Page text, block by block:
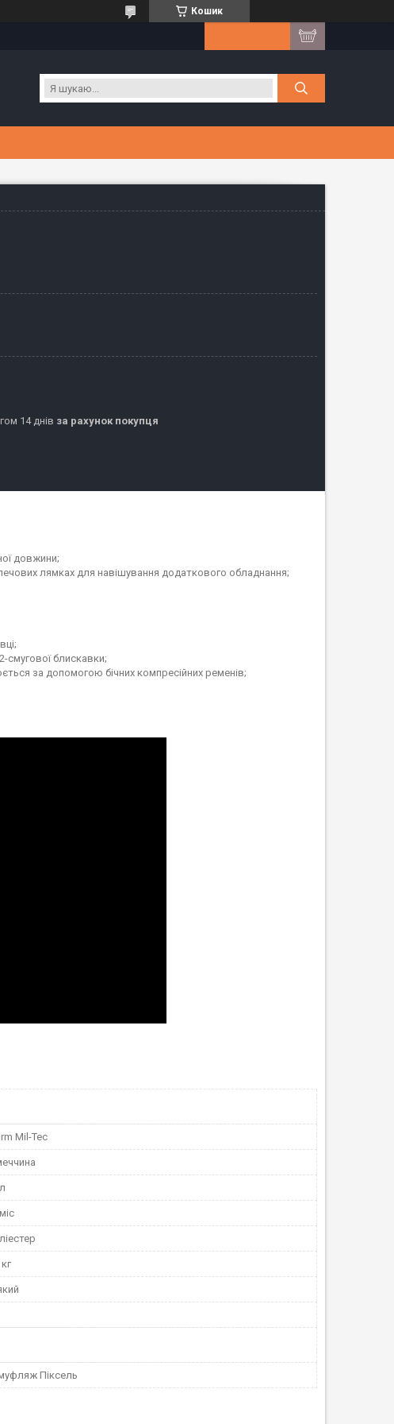
Кошик
14 днів за рахунок покупця
довжини;
лямках для навішування додаткового обладнання;
смугової блискавки;
за допомогою бічних компресійних ременів;
Mil-Tec
Піксель